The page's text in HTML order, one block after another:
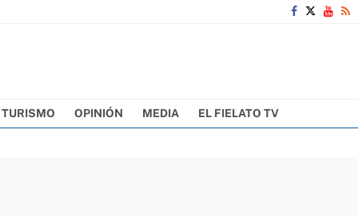
TURISMO OPINIÓN MEDIA EL FIELATO TV